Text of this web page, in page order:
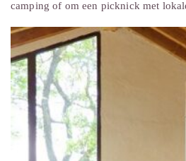
camping of om een picknick met